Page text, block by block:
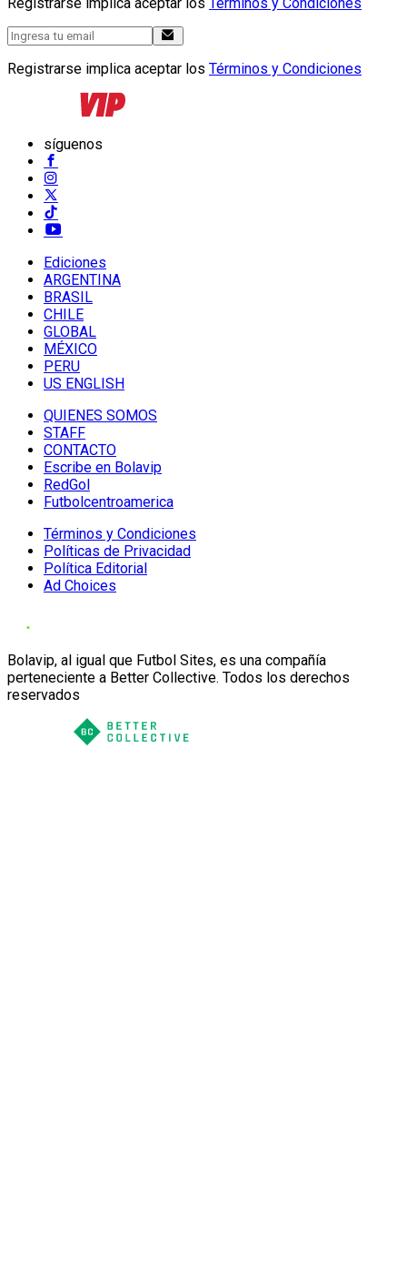
Registrarse implica aceptar los Términos y Condiciones
síguenos
Ediciones
ARGENTINA
BRASIL
CHILE
GLOBAL
MÉXICO
PERU
US ENGLISH
QUIENES SOMOS
STAFF
CONTACTO
Escribe en Bolavip
RedGol
Futbolcentroamerica
Términos y Condiciones
Políticas de Privacidad
Política Editorial
Ad Choices
Bolavip, al igual que Futbol Sites, es una compañía
perteneciente a Better Collective. Todos los derechos
reservados